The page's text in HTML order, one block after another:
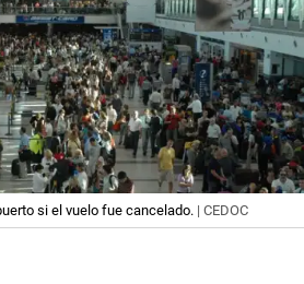
si el vuelo fue cancelado. | CEDOC